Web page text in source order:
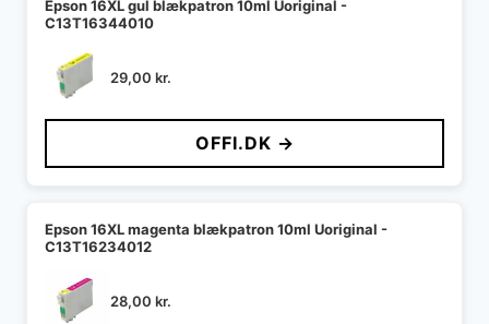
Epson 16XL gul blækpatron 10ml Uoriginal -
C13T16344010
29,00 kr.
OFFI.DK →
Epson 16XL magenta blækpatron 10ml Uoriginal -
C13T16234012
28,00 kr.